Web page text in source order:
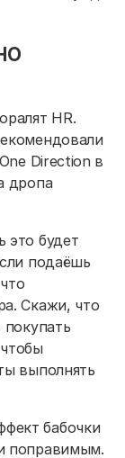
HR.
Direction в
дропа
это будет
подаёшь
Скажи, что
выполнять
бабочки
поправимым.